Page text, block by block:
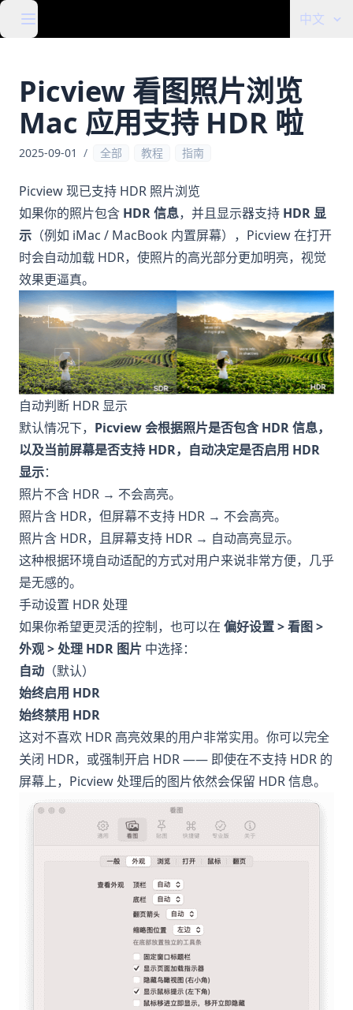
中文
Picview 看图照片浏览
Mac 应用支持 HDR 啦
2025-09-01 / 全部 教程 指南
Picview 现已支持 HDR 照片浏览
如果你的照片包含 HDR 信息，并且显示器支持 HDR 显
示 （例如 iMac / MacBook 内置屏幕），Picview 在打开
时会自动加载 HDR，使照片的高光部分更加明亮，视觉
效果更逼真。
自动判断 HDR 显示
默认情况下， Picview 会根据照片是否包含 HDR 信息，
以及当前屏幕是否支持 HDR，自动决定是否启用 HDR
显示：
照片不含 HDR → 不会高亮。
照片含 HDR，但屏幕不支持 HDR → 不会高亮。
照片含 HDR，且屏幕支持 HDR → 自动高亮显示。
这种根据环境自动适配的方式对用户来说非常方便，几乎
是无感的。
手动设置 HDR 处理
如果你希望更灵活的控制，也可以在 偏好设置 > 看图 >
外观 > 处理 HDR 图片 中选择：
自动 （默认）
始终启用 HDR
始终禁用 HDR
这对不喜欢 HDR 高亮效果的用户非常实用。你可以完全
关闭 HDR，或强制开启 HDR —— 即使在不支持 HDR 的
屏幕上，Picview 处理后的图片依然会保留 HDR 信息。